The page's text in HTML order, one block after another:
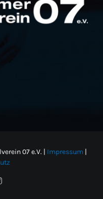
07 e.V. | Impressum |
Instagram